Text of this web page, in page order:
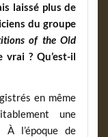
laissé plus de
du groupe
of the Old
? Qu’est-il
en même
une
À l’époque de